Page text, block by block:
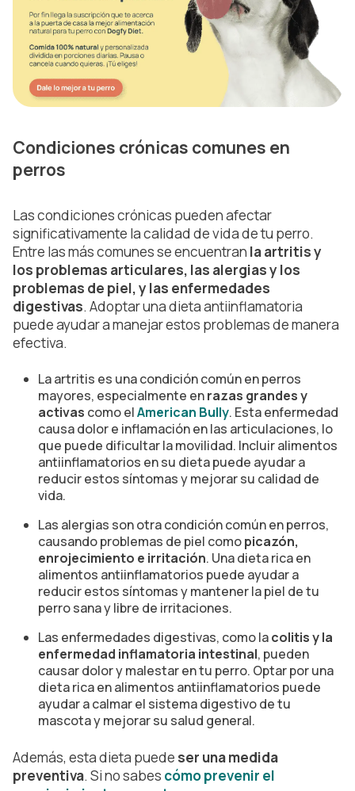
Condiciones crónicas comunes en
perros
Las condiciones crónicas pueden afectar
significativamente la calidad de vida de tu perro.
Entre las más comunes se encuentran la artritis y
los problemas articulares, las alergias y los
problemas de piel, y las enfermedades
digestivas. Adoptar una dieta antiinflamatoria
puede ayudar a manejar estos problemas de manera
efectiva.
La artritis es una condición común en perros
mayores, especialmente enrazas grandes y
activas como elAmerican Bully. Esta enfermedad
causa dolor e inflamación en las articulaciones, lo
que puede dificultar la movilidad. Incluir alimentos
antiinflamatorios en su dieta puede ayudar a
reducir estos síntomas y mejorar su calidad de
vida.
Las alergias son otra condición común en perros,
causando problemas de piel comopicazón,
enrojecimiento e irritación. Una dieta rica en
alimentos antiinflamatorios puede ayudar a
reducir estos síntomas y mantener la piel de tu
perro sana y libre de irritaciones.
Las enfermedades digestivas, como lacolitis y la
enfermedad inflamatoria intestinal, pueden
causar dolor y malestar en tu perro. Optar por una
dieta rica en alimentos antiinflamatorios puede
ayudar a calmar el sistema digestivo de tu
mascota y mejorar su salud general.
Además, esta dieta puede ser una medida
preventiva. Si no sabes cómo prevenir el